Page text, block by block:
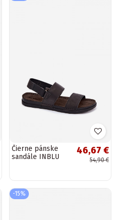
Čierne pánske
sandále INBLU
46,67 €
54,90 €
-15%